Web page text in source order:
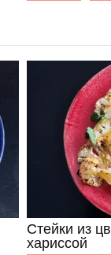
Стейки из
хариссой